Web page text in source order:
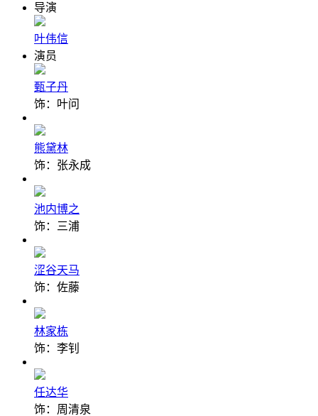
导演
叶伟信
演员
甄子丹
饰：叶问
熊黛林
饰：张永成
池内博之
饰：三浦
涩谷天马
饰：佐藤
林家栋
饰：李钊
任达华
饰：周清泉